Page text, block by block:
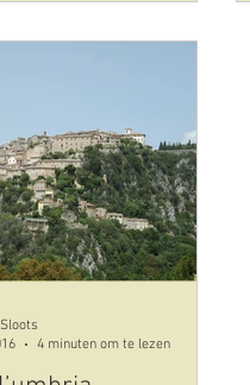
4 minuten om te lezen